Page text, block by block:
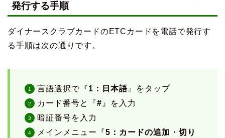
発行する手順
ダイナースクラブカードのETCカードを電話で発行す
る手順は次の通りです。
言語選択で『1：日本語 』をタップ
カード番号と『# 』を入力
暗証番号を入力
メインメニュー『5：カードの追加・切り